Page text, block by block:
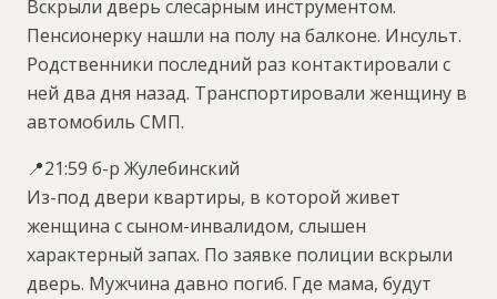
Вскрыли дверь слесарным инструментом.
Пенсионерку нашли на полу на балконе. Инсульт.
Родственники последний раз контактировали с
ней два дня назад. Транспортировали женщину в
автомобиль СМП.
📍21:59 б-р Жулебинский
Из-под двери квартиры, в которой живет
женщина с сыном-инвалидом, слышен
характерный запах. По заявке полиции вскрыли
дверь. Мужчина давно погиб. Где мама, будут